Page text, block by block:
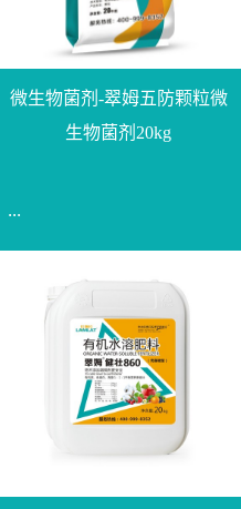
微生物菌剂-翠姆五防颗粒微
生物菌剂20kg
...
【通用名称】微生物菌剂
【产品剂型】颗粒【产品
规格】20kg【技术指标】
有效活菌数≥10.0亿/克【增
效物质】有机质≥40%;小分
子有机碳≥23%;壳寡糖